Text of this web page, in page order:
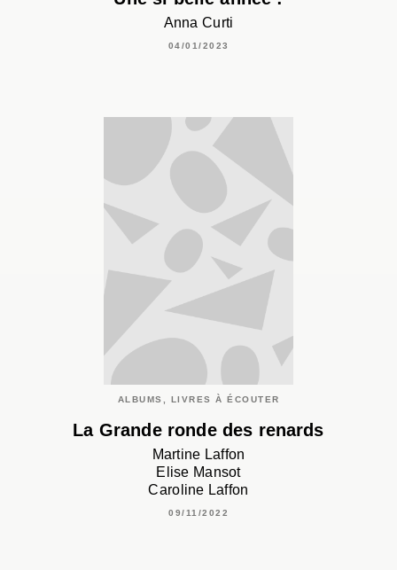
Anna Curti
04/01/2023
ALBUMS, LIVRES À ÉCOUTER
La Grande ronde des renards
Martine Laffon
Elise Mansot
Caroline Laffon
09/11/2022